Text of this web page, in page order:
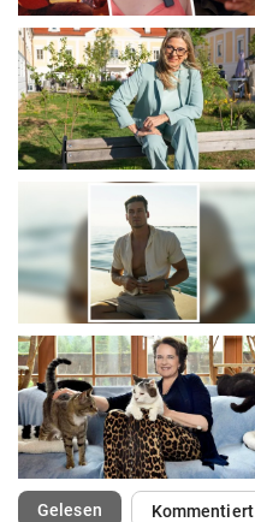
Gelesen(ausgewählt)Kommentiert